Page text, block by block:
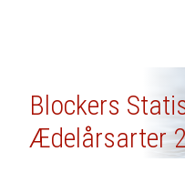
Blockers
Ædelårsarter